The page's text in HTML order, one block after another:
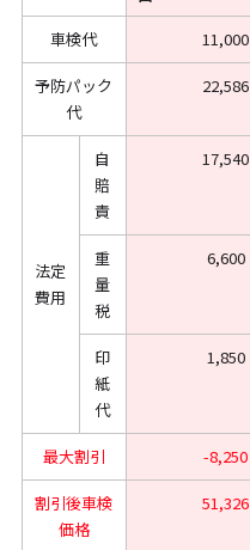
車検代 11,000
予防パック
代
22,586
法定
費用
自
賠
責
17,540
重
量
税
6,600
印
紙
代
1,850
最大割引 -8,250
割引後車検
価格
51,326